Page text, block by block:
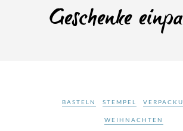
Geschenke
BASTELN STEMPEL
WEIHNACHTEN